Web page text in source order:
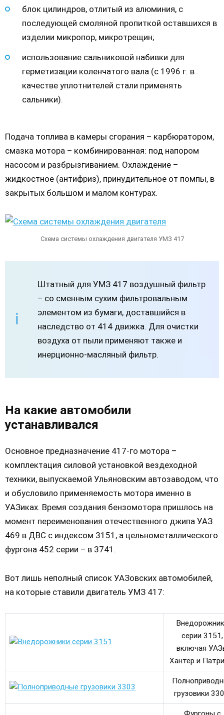
блок цилиндров, отлитый из алюминия, с
последующей смоляной пропиткой оставшихся в
изделии микропор, микротрещин;
использование сальниковой набивки для
герметизации коленчатого вала (с 1996 г. в
качестве уплотнителей стали применять
сальники).
Подача топлива в камеры сгорания – карбюратором,
смазка мотора – комбинированная: под напором
насосом и разбрызгиванием. Охлаждение –
жидкостное (антифриз), принудительное от помпы, в
закрытых большом и малом контурах.
Схема системы охлаждения двигателя УМЗ 417
Штатный для УМЗ 417 воздушный фильтр
– со сменным сухим фильтровальным
элементом из бумаги, доставшийся в
наследство от 414 движка. Для очистки
воздуха от пыли применяют также и
инерционно-масляный фильтр.
На какие автомобили
устанавливался
Основное предназначение 417-го мотора –
комплектация силовой установкой вездеходной
техники, выпускаемой Ульяновским автозаводом, что
и обусловило применяемость мотора именно в
УАЗиках. Время создания бензомотора пришлось на
момент переименования отечественного джипа УАЗ
469 в ДВС с индексом 3151, а цельнометаллического
фургона 452 серии – в 3741.
Вот лишь неполный список УАЗовских автомобилей,
на которые ставили двигатель УМЗ 417:
серии 3151,
включая
Хантер и
грузовики